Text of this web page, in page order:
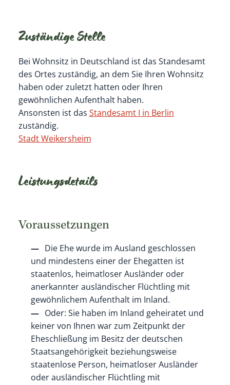
Zuständige Stelle
Bei Wohnsitz in Deutschland ist das Standesamt
des Ortes zuständig, an dem Sie Ihren Wohnsitz
haben oder zuletzt hatten oder Ihren
gewöhnlichen Aufenthalt haben.
Ansonsten ist das Standesamt I in Berlin
zuständig.
Stadt Weikersheim
Leistungsdetails
Voraussetzungen
Die Ehe wurde im Ausland geschlossen
und mindestens einer der Ehegatten ist
staatenlos, heimatloser Ausländer oder
anerkannter ausländischer Flüchtling mit
gewöhnlichem Aufenthalt im Inland.
Oder: Sie haben im Inland geheiratet und
keiner von Ihnen war zum Zeitpunkt der
Eheschließung im Besitz der deutschen
Staatsangehörigkeit beziehungsweise
staatenlose Person, heimatloser Ausländer
oder ausländischer Flüchtling mit